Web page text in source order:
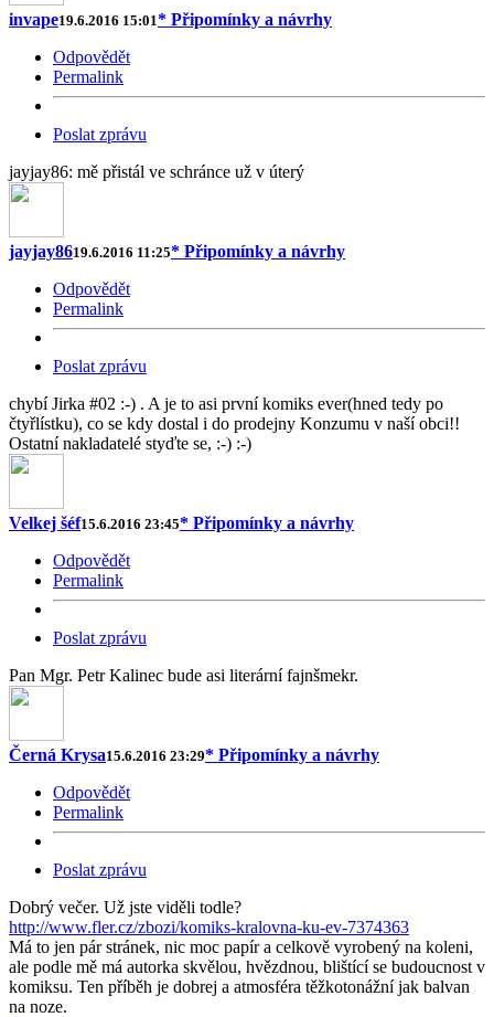
invape19.6.2016 15:01* Připomínky a návrhy
Odpovědět
Permalink
Poslat zprávu
jayjay86: mě přistál ve schránce už v úterý
jayjay8619.6.2016 11:25* Připomínky a návrhy
Odpovědět
Permalink
Poslat zprávu
chybí Jirka #02 :-) . A je to asi první komiks ever(hned tedy po
čtyřlístku), co se kdy dostal i do prodejny Konzumu v naší obci!!
Ostatní nakladatelé styďte se, :-) :-)
Velkej šéf15.6.2016 23:45* Připomínky a návrhy
Odpovědět
Permalink
Poslat zprávu
Pan Mgr. Petr Kalinec bude asi literární fajnšmekr.
Černá Krysa15.6.2016 23:29* Připomínky a návrhy
Odpovědět
Permalink
Poslat zprávu
Dobrý večer. Už jste viděli todle?
http://www.fler.cz/zbozi/komiks-kralovna-ku-ev-7374363
Má to jen pár stránek, nic moc papír a celkově vyrobený na koleni,
ale podle mě má autorka skvělou, hvězdnou, blištící se budoucnost v
komiksu. Ten příběh je dobrej a atmosféra těžkotonážní jak balvan
na noze.